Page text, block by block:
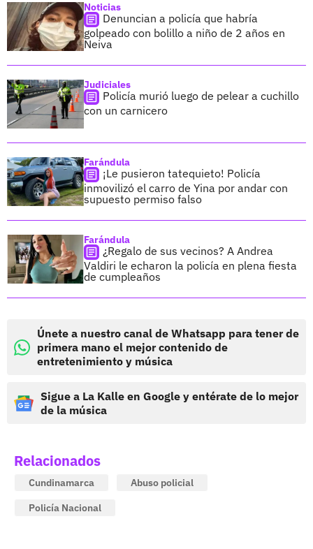
Noticias
Denuncian a policía que habría
golpeado con bolillo a niño de 2 años en
Neiva
Judiciales
Policía murió luego de pelear a cuchillo
con un carnicero
Farándula
¡Le pusieron tatequieto! Policía
inmovilizó el carro de Yina por andar con
supuesto permiso falso
Farándula
¿Regalo de sus vecinos? A Andrea
Valdiri le echaron la policía en plena fiesta
de cumpleaños
Únete a nuestro canal de Whatsapp para tener de
primera mano el mejor contenido de
entretenimiento y música
Sigue a La Kalle en Google y entérate de lo mejor
de la música
Relacionados
Cundinamarca
Abuso policial
Policía Nacional